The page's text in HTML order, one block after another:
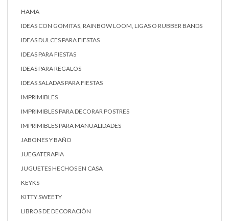
HAMA
IDEAS CON GOMITAS, RAINBOW LOOM, LIGAS O RUBBER BANDS
IDEAS DULCES PARA FIESTAS
IDEAS PARA FIESTAS
IDEAS PARA REGALOS
IDEAS SALADAS PARA FIESTAS
IMPRIMIBLES
IMPRIMIBLES PARA DECORAR POSTRES
IMPRIMIBLES PARA MANUALIDADES
JABONES Y BAÑO
JUEGATERAPIA
JUGUETES HECHOS EN CASA
KEYKS
KITTY SWEETY
LIBROS DE DECORACIÓN